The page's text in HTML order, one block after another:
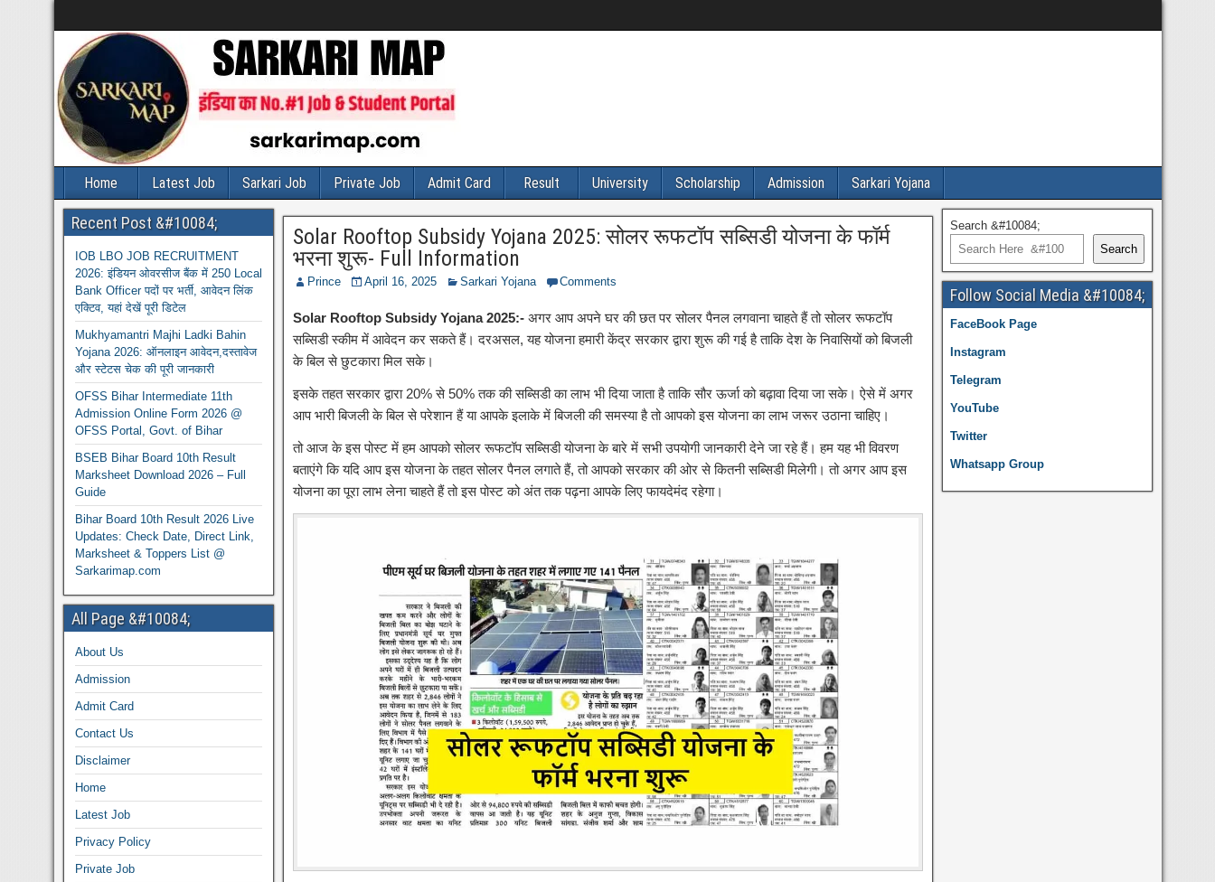
Home Latest Job Sarkari Job Private Job Admit Card Result University Scholarship Admission Sarkari Yojana
Solar Rooftop Subsidy Yojana 2025: सोलर रूफटॉप सब्सिडी योजना के फॉर्म
भरना शुरू- Full Information
Prince April 16, 2025 Sarkari Yojana Comments
Solar Rooftop Subsidy Yojana 2025:-अगर आप अपने घर की छत पर सोलर पैनल लगवाना चाहते हैं तो सोलर रूफटॉप
सब्सिडी स्कीम में आवेदन कर सकते हैं। दरअसल, यह योजना हमारी केंद्र सरकार द्वारा शुरू की गई है ताकि देश के निवासियों को बिजली
के बिल से छुटकारा मिल सके।
इसके तहत सरकार द्वारा 20% से 50% तक की सब्सिडी का लाभ भी दिया जाता है ताकि सौर ऊर्जा को बढ़ावा दिया जा सके। ऐसे में अगर
आप भारी बिजली के बिल से परेशान हैं या आपके इलाके में बिजली की समस्या है तो आपको इस योजना का लाभ जरूर उठाना चाहिए।
तो आज के इस पोस्ट में हम आपको सोलर रूफटॉप सब्सिडी योजना के बारे में सभी उपयोगी जानकारी देने जा रहे हैं। हम यह भी विवरण
बताएंगे कि यदि आप इस योजना के तहत सोलर पैनल लगाते हैं, तो आपको सरकार की ओर से कितनी सब्सिडी मिलेगी। तो अगर आप इस
योजना का पूरा लाभ लेना चाहते हैं तो इस पोस्ट को अंत तक पढ़ना आपके लिए फायदेमंद रहेगा।
Recent Post &#10084;
IOB LBO JOB RECRUITMENT
2026: इंडियन ओवरसीज बैंक में 250 Local
Bank Officer पदों पर भर्ती, आवेदन लिंक
एक्टिव, यहां देखें पूरी डिटेल
Mukhyamantri Majhi Ladki Bahin
Yojana 2026: ऑनलाइन आवेदन,दस्तावेज
और स्टेटस चेक की पूरी जानकारी
OFSS Bihar Intermediate 11th
Admission Online Form 2026 @
OFSS Portal, Govt. of Bihar
BSEB Bihar Board 10th Result
Marksheet Download 2026 – Full
Guide
Bihar Board 10th Result 2026 Live
Updates: Check Date, Direct Link,
Marksheet & Toppers List @
Sarkarimap.com
All Page &#10084;
About Us
Admission
Admit Card
Contact Us
Disclaimer
Home
Latest Job
Privacy Policy
Private Job
Search &#10084;
Search
Follow Social Media &#10084;
FaceBook Page
Instagram
Telegram
YouTube
Twitter
Whatsapp Group